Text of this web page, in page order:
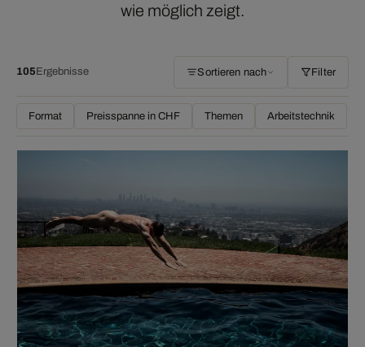
wie möglich zeigt.
105 Ergebnisse Sortieren nach Filter
Format Preisspanne in CHF Themen Arbeitstechnik